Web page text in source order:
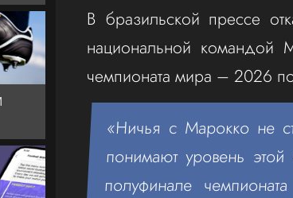
В бразильской прессе
национальной командой
чемпионата мира – 2026
«Ничья с Марокко не
понимают уровень
полуфинале